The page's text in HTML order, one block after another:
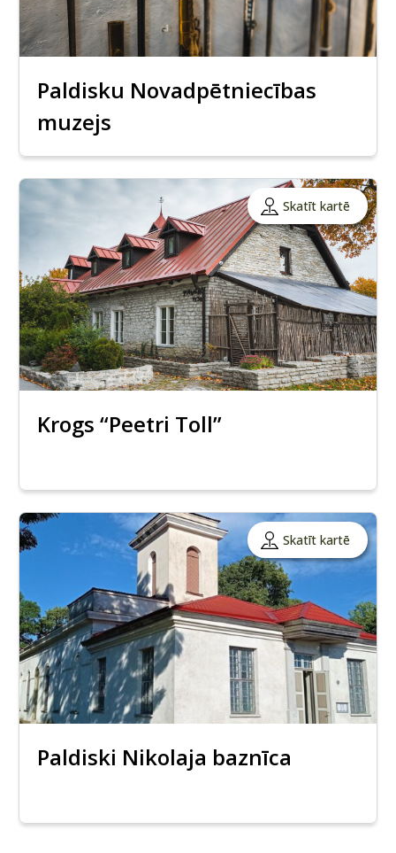
Paldisku Novadpētniecības
muzejs
Skatīt kartē
Krogs “Peetri Toll”
Skatīt kartē
Paldiski Nikolaja baznīca